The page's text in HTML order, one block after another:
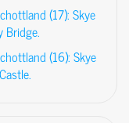
(17): Skye
Bridge.
(16): Skye